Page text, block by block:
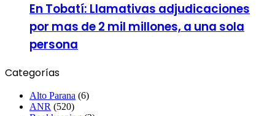
En Tobatí: Llamativas adjudicaciones
por mas de 2 mil millones, a una sola
persona
Categorías
Alto Parana (6)
ANR (520)